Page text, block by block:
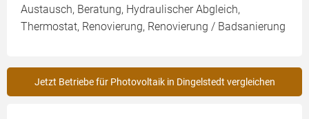
Austausch, Beratung, Hydraulischer Abgleich,
Thermostat, Renovierung, Renovierung / Badsanierung
Jetzt Betriebe für Photovoltaik in Dingelstedt vergleichen